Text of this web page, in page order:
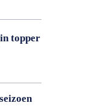
topper